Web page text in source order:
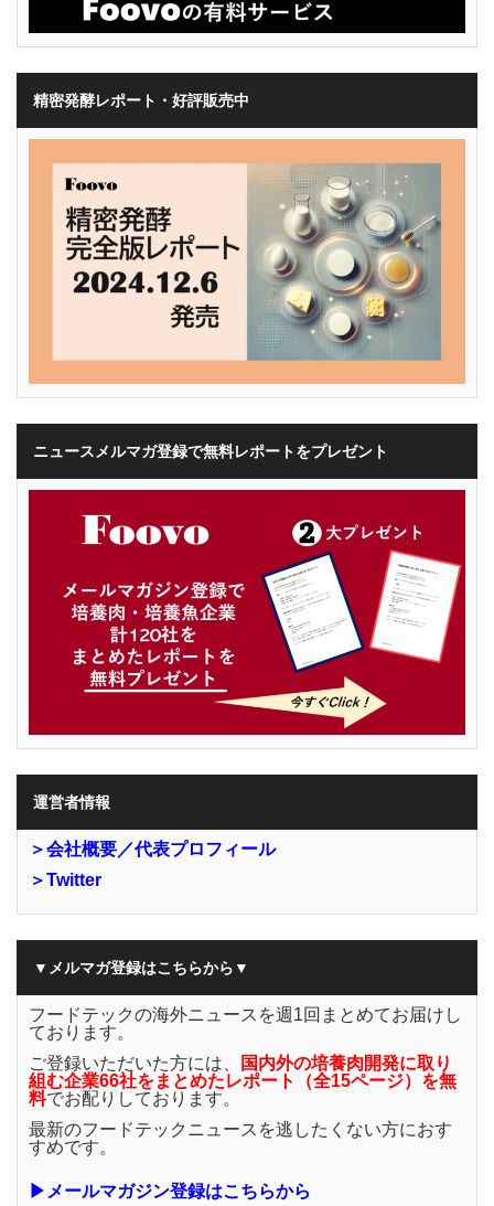
精密発酵レポート・好評販売中
ニュースメルマガ登録で無料レポートをプレゼント
運営者情報
＞会社概要／代表プロフィール
＞Twitter
▼メルマガ登録はこちらから▼
フードテックの海外ニュースを週1回まとめてお届けし
ております。
ご登録いただいた方には、
国内外の培養肉開発に取り
組む企業66社をまとめたレポート（全15ページ）を無
料でお配りしております。
最新のフードテックニュースを逃したくない方におす
すめです。
▶メールマガジン登録はこちらから